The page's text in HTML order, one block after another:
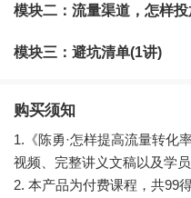
模块二：流量渠道，怎样
模块三：避坑清单(1讲)
购买须知
1.《陈勇·怎样提高流量转化
视频、完整讲义文稿以及学员
2. 本产品为付费课程，共99